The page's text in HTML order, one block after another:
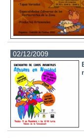
02/12/2009